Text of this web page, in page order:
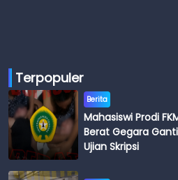
Terpopuler
Berita
Mahasiswi Prodi
Berat Gegara
Ujian Skripsi